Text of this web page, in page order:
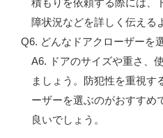
障状況などを詳しく伝える
Q6. どんなドアクローザーを
A6. ドアのサイズや重さ、
ましょう。防犯性を重視す
ーザーを選ぶのがおすすめ
良いでしょう。